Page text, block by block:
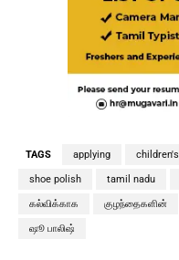
TAGS applying children's
shoe polish tamil nadu
கல்விக்காக குழந்தைகளின்
ஷூ பாலிஷ்